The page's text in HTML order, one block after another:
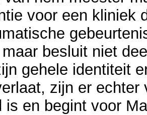
voor een kliniek
besluit niet
gehele identiteit
zijn er
is en begint voor